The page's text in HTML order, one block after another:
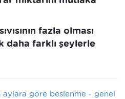
fazla olması
daha farklı şeylerle
göre beslenme - genel